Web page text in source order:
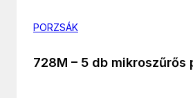
PORZSÁK
728M – 5 db mikroszűrős